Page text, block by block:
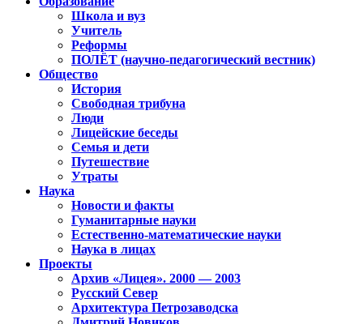
Школа и вуз
Учитель
Реформы
ПОЛЁТ (научно-педагогический вестник)
Общество
История
Свободная трибуна
Люди
Лицейские беседы
Семья и дети
Путешествие
Утраты
Наука
Новости и факты
Гуманитарные науки
Естественно-математические науки
Наука в лицах
Проекты
Архив «Лицея». 2000 — 2003
Русский Север
Архитектура Петрозаводска